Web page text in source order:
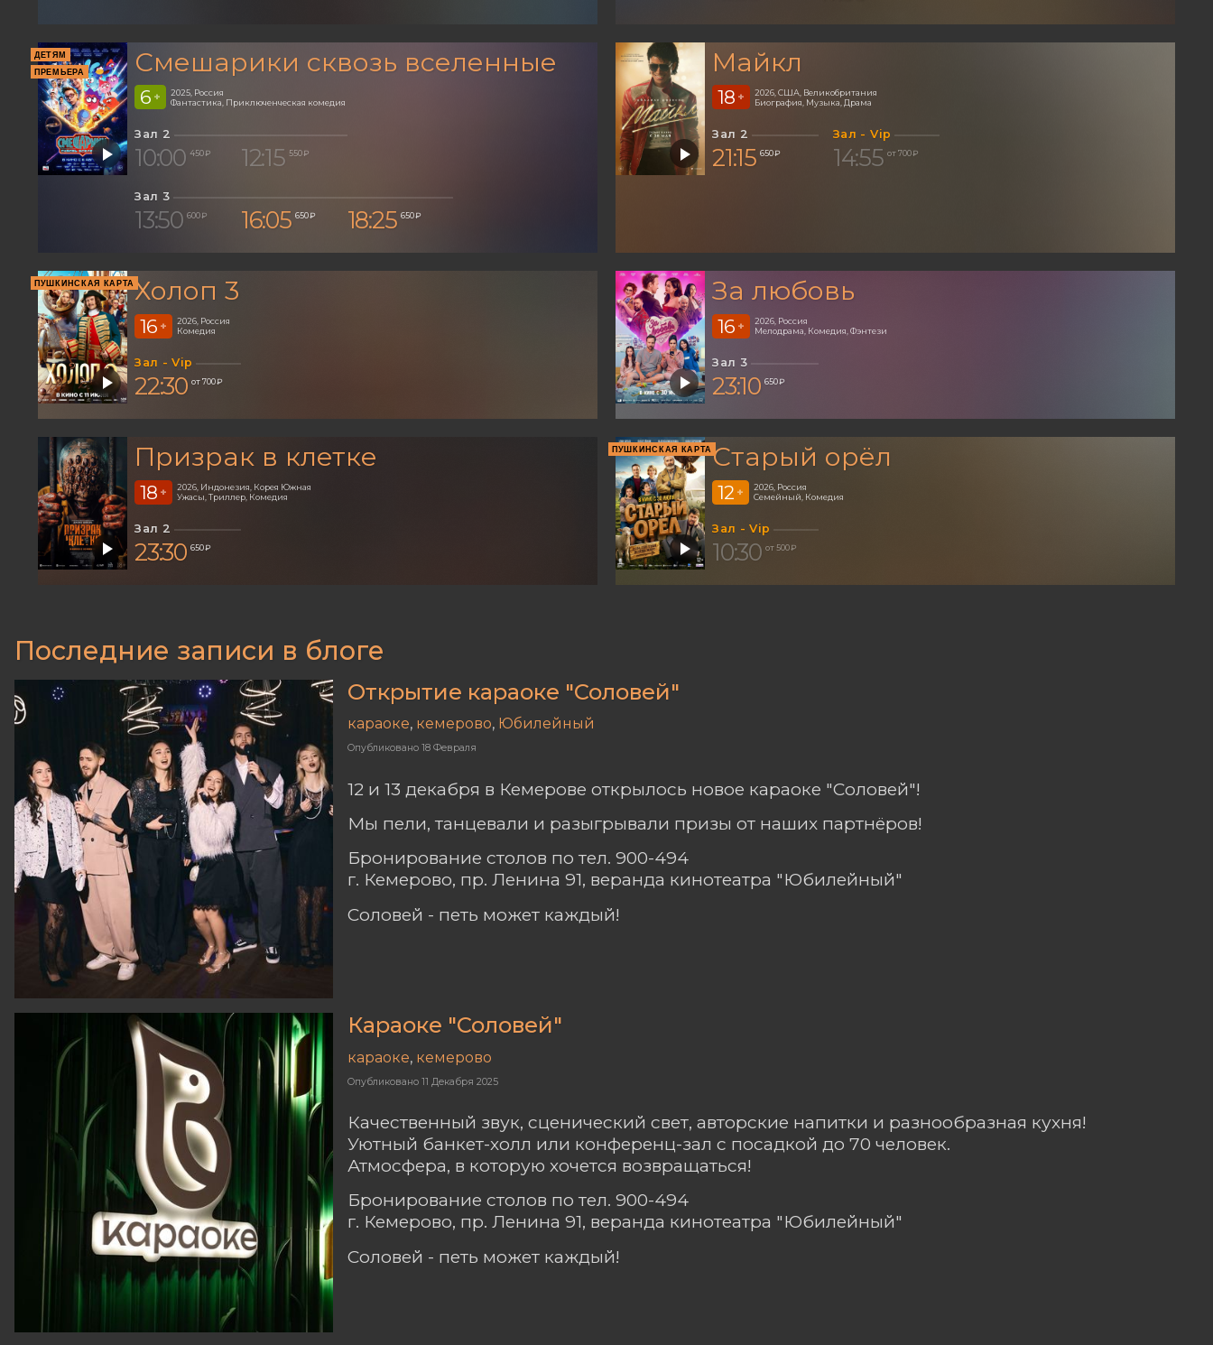
ДЕТЯМ
ПРЕМЬЕРА
Смешарики сквозь вселенные
6 +
2025, Россия
Фантастика, Приключенческая комедия
Зал 2
10:00 450 ₽ 12:15 550 ₽
Зал 3
13:50 600 ₽ 16:05 650 ₽ 18:25 650 ₽
Майкл
18 +
2026, США, Великобритания
Биография, Музыка, Драма
Зал 2
21:15 650 ₽
Зал - Vip
14:55 от 700 ₽
ПУШКИНСКАЯ КАРТА Холоп 3
16 +
2026, Россия
Комедия
Зал - Vip
22:30 от 700 ₽
За любовь
16 +
2026, Россия
Мелодрама, Комедия, Фэнтези
Зал 3
23:10 650 ₽
Призрак в клетке
18 +
2026, Индонезия, Корея Южная
Ужасы, Триллер, Комедия
Зал 2
23:30 650 ₽
ПУШКИНСКАЯ КАРТА Старый орёл
12 +
2026, Россия
Семейный, Комедия
Зал - Vip
10:30 от 500 ₽
Последние записи в блоге
Открытие караоке "Соловей"
Опубликовано 18 Февраля
караоке, кемерово, Юбилейный
12 и 13 декабря в Кемерове открылось новое караоке "Соловей"!
Мы пели, танцевали и разыгрывали призы от наших партнёров!
Бронирование столов по тел. 900-494
г. Кемерово, пр. Ленина 91, веранда кинотеатра "Юбилейный"
Соловей - петь может каждый!
Караоке "Соловей"
Опубликовано 11 Декабря 2025
караоке, кемерово
Качественный звук, сценический свет, авторские напитки и разнообразная кухня!
Уютный банкет-холл или конференц-зал с посадкой до 70 человек.
Атмосфера, в которую хочется возвращаться!
Бронирование столов по тел. 900-494
г. Кемерово, пр. Ленина 91, веранда кинотеатра "Юбилейный"
Соловей - петь может каждый!